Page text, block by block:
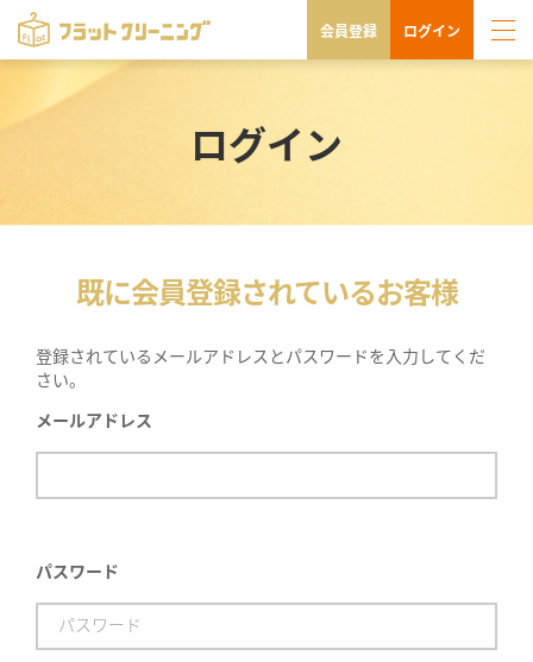
会員登録 ログイン
ログイン
既に会員登録されているお客様
登録されているメールアドレスとパスワードを入力してくだ
さい。
メールアドレス
パスワード